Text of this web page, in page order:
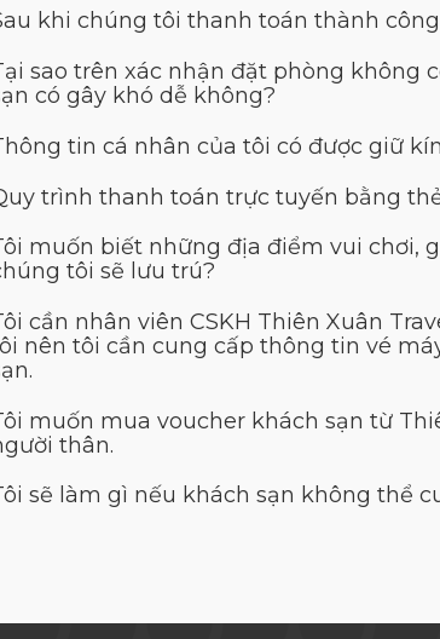
khi chúng tôi thanh toán thành
sao trên xác nhận đặt phòng không
có gây khó dễ không?
tin cá nhân của tôi có được giữ
trình thanh toán trực tuyến bằng
muốn biết những địa điểm vui chơi,
tôi sẽ lưu trú?
cần nhân viên CSKH Thiên Xuân
nên tôi cần cung cấp thông tin vé
muốn mua voucher khách sạn từ
thân.
sẽ làm gì nếu khách sạn không thể